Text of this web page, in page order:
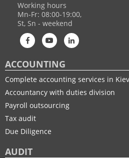
Working hours
Mn-Fr: 08:00-19:00,
St, Sn - weekend
ACCOUNTING
Complete accounting services in
Accountancy with duties division
Payroll outsourcing
Tax audit
Due Diligence
AUDIT